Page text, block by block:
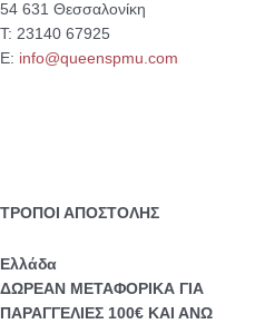
54 631 Θεσσαλονίκη
Τ: 23140 67925
Ε: info@queenspmu.com
ΤΡΟΠΟΙ ΑΠΟΣΤΟΛΗΣ
Eλλάδα
ΔΩΡΕΑΝ ΜΕΤΑΦΟΡΙΚΑ ΓΙΑ
ΠΑΡΑΓΓΕΛΙΕΣ 100€ ΚΑΙ ΑΝΩ